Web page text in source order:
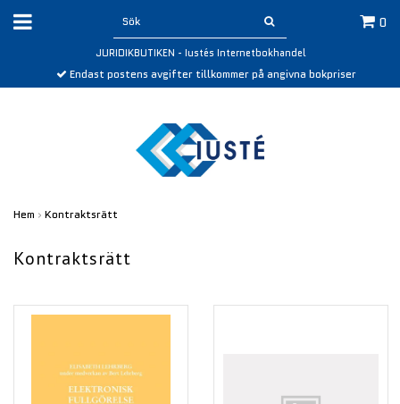
0
JURIDIKBUTIKEN - Iustés Internetbokhandel
Endast postens avgifter tillkommer på angivna bokpriser
Hem › Kontraktsrätt
Kontraktsrätt